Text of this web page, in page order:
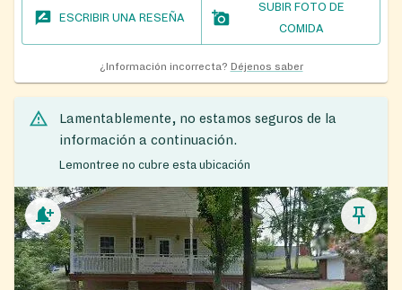
ESCRIBIR UNA RESEÑA
SUBIR FOTO DE
COMIDA
¿Información incorrecta? Déjenos saber
Lamentablemente, no estamos seguros de la
información a continuación.
Lemontree no cubre esta ubicación